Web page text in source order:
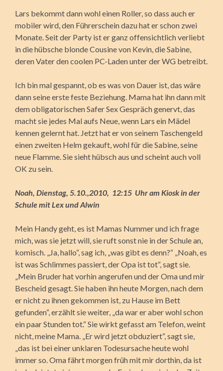
Lars bekommt dann wohl einen Roller, so dass auch er
mobiler wird, den Führerschein dazu hat er schon zwei
Monate. Seit der Party ist er ganz offensichtlich verliebt
in die hübsche blonde Cousine von Kevin, die Sabine,
deren Vater den coolen PC-Laden unter der WG betreibt.
Ich bin mal gespannt, ob es was von Dauer ist, das wäre
dann seine erste feste Beziehung. Mama hat ihn dann mit
dem obligatorischen Safer Sex Gespräch genervt, das
macht sie jedes Mal aufs Neue, wenn Lars ein Mädel
kennen gelernt hat. Jetzt hat er von seinem Taschengeld
einen zweiten Helm gekauft, wohl für die Sabine, seine
neue Flamme. Sie sieht hübsch aus und scheint auch voll
OK zu sein.
Noah, Dienstag, 5.10.,2010, 12:15 Uhr am Kiosk in der
Schule mit Lex und Alwin
Mein Handy geht, es ist Mamas Nummer und ich frage
mich, was sie jetzt will, sie ruft sonst nie in der Schule an,
komisch. „Ja, hallo“, sag ich, „was gibt es denn?“ „Noah, es
ist was Schlimmes passiert, der Opa ist tot“, sagt sie.
„Mein Bruder hat vorhin angerufen und der Oma und mir
Bescheid gesagt. Sie haben ihn heute Morgen, nach dem
er nicht zu ihnen gekommen ist, zu Hause im Bett
gefunden“, erzählt sie weiter, „da war er aber wohl schon
ein paar Stunden tot.“ Sie wirkt gefasst am Telefon, weint
nicht, meine Mama. „Er wird jetzt obduziert“, sagt sie,
„das ist bei einer unklaren Todesursache heute wohl
immer so. Oma fährt morgen früh mit mir dorthin, da ist